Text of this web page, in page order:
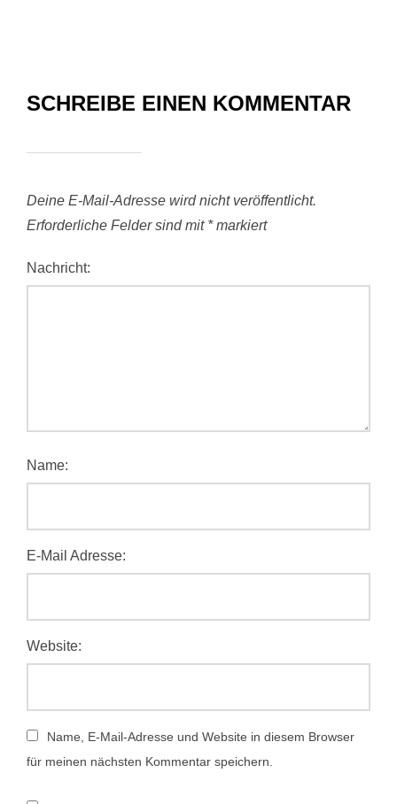
SCHREIBE EINEN KOMMENTAR
Deine E-Mail-Adresse wird nicht veröffentlicht.
Erforderliche Felder sind mit *markiert
Nachricht:
Name:
E-Mail Adresse:
Website:
Name, E-Mail-Adresse und Website in diesem Browser
für meinen nächsten Kommentar speichern.